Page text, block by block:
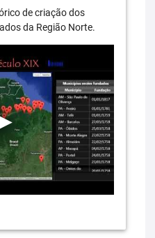
de criação dos
da Região Norte.